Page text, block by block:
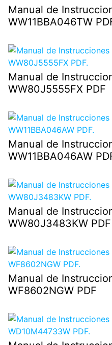
Manual de
WW11BBA046TW
Manual de
WW80J5555FX PDF
Manual de
WW11BBA046AW
Manual de
WW80J3483KW PDF
Manual de
WF8602NGW PDF